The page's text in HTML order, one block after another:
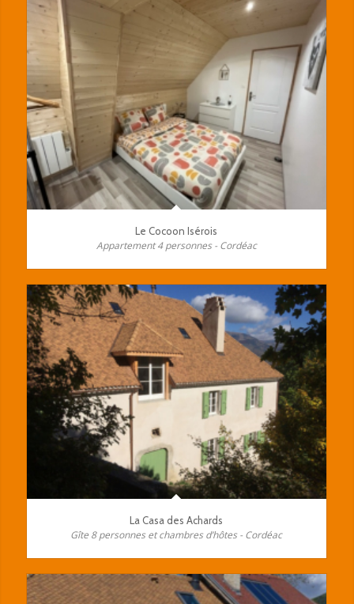
Le Cocoon Isérois
Appartement 4 personnes - Cordéac
La Casa des Achards
Gîte 8 personnes et chambres d’hôtes - Cordéac